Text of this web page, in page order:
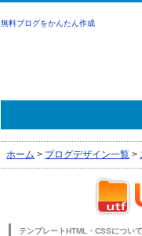
無料ブログをかんたん作成
ホーム > ブログデザイン一覧 >
テンプレートHTML・CSSについて